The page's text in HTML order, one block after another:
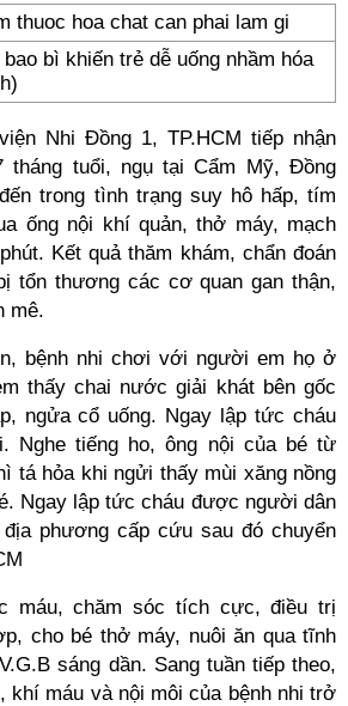
bì khiến trẻ dễ uống nhầm hóa
Nhi Đồng 1, TP.HCM tiếp nhận
tháng tuổi, ngụ tại Cẩm Mỹ, Đồng
trong tình trạng suy hô hấp, tím
ống nội khí quản, thở máy, mạch
Kết quả thăm khám, chẩn đoán
tổn thương các cơ quan gan thận,
mê.
bệnh nhi chơi với người em họ ở
thấy chai nước giải khát bên gốc
ngửa cổ uống. Ngay lập tức cháu
Nghe tiếng ho, ông nội của bé từ
tá hỏa khi ngửi thấy mùi xăng nồng
Ngay lập tức cháu được người dân
phương cấp cứu sau đó chuyển
máu, chăm sóc tích cực, điều trị
cho bé thở máy, nuôi ăn qua tĩnh
sáng dần. Sang tuần tiếp theo,
khí máu và nội môi của bệnh nhi trở